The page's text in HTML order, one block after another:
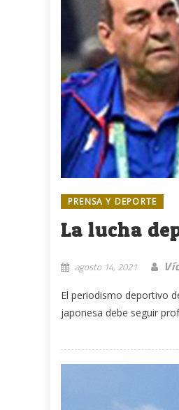
PRENSA Y DEPORTE
La lucha
agosto 14, 2021
El periodismo deportivo
japonesa debe seguir